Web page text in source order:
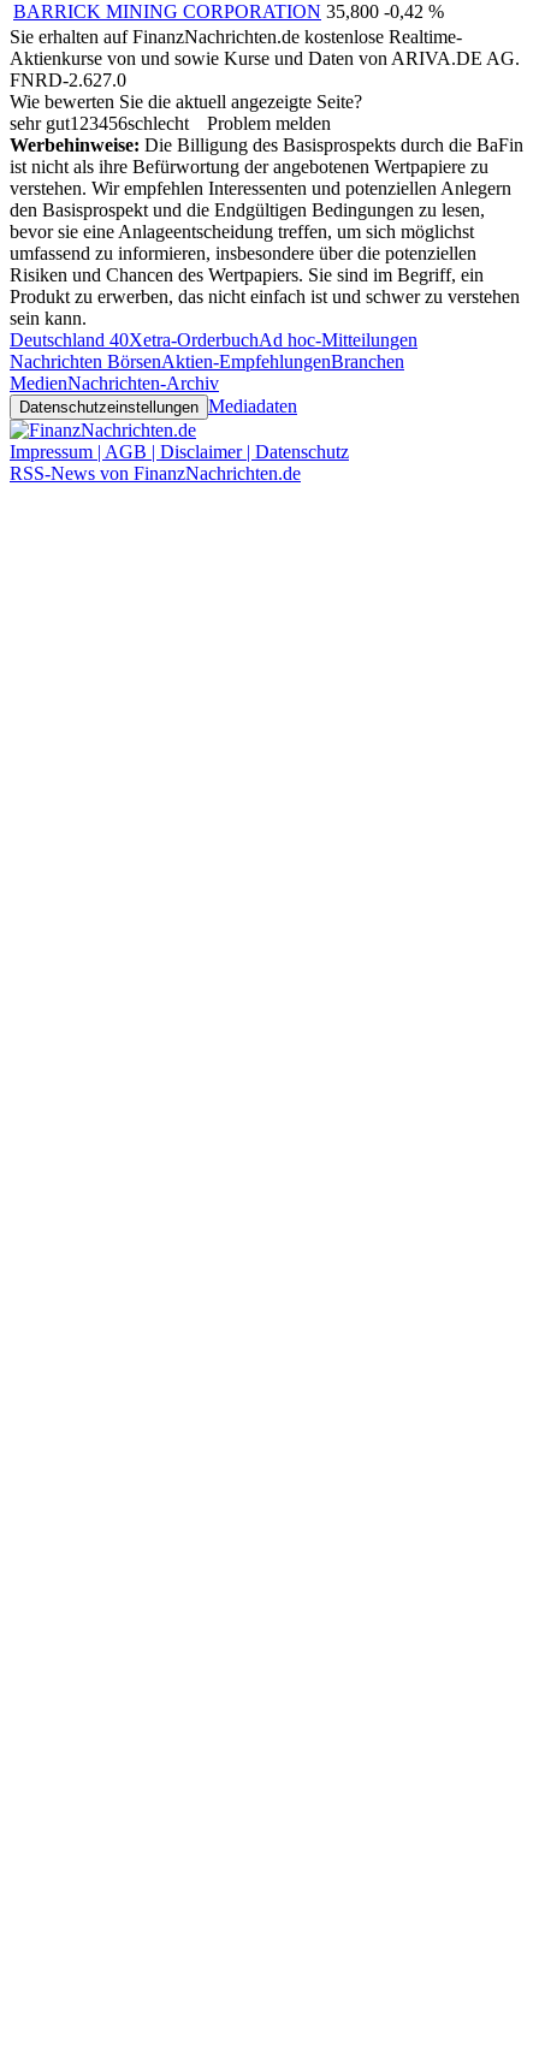
BARRICK MINING CORPORATION 35,800 -0,42 %
Sie erhalten auf FinanzNachrichten.de kostenlose Realtime-
Aktienkurse von und sowie Kurse und Daten von ARIVA.DE AG.
FNRD-2.627.0
Wie bewerten Sie die aktuell angezeigte Seite?
sehr gut1 23456schlecht
Problem melden
Werbehinweise: Die Billigung des Basisprospekts durch die BaFin
ist nicht als ihre Befürwortung der angebotenen Wertpapiere zu
verstehen. Wir empfehlen Interessenten und potenziellen Anlegern
den Basisprospekt und die Endgültigen Bedingungen zu lesen,
bevor sie eine Anlageentscheidung treffen, um sich möglichst
umfassend zu informieren, insbesondere über die potenziellen
Risiken und Chancen des Wertpapiers. Sie sind im Begriff, ein
Produkt zu erwerben, das nicht einfach ist und schwer zu verstehen
sein kann.
Deutschland 40Xetra-OrderbuchAd hoc-Mitteilungen
Nachrichten BörsenAktien-EmpfehlungenBranchen
MedienNachrichten-Archiv
Datenschutzeinstellungen Mediadaten
Impressum | AGB | Disclaimer | Datenschutz
RSS-News von FinanzNachrichten.de